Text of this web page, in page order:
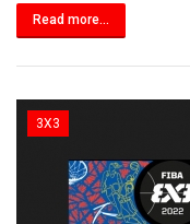
Read more...
3X3